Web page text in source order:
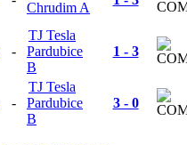
Chrudim A
-
TJ Tesla
Pardubice
B
1 - 3
-
TJ Tesla
Pardubice
B
3 - 0